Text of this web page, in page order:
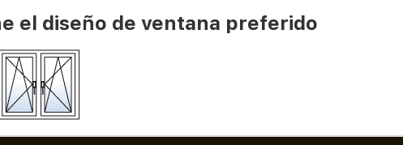
el diseño de ventana preferido